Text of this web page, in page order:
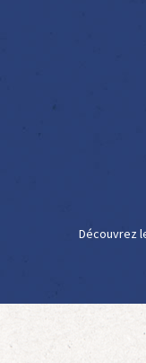
Découvrez